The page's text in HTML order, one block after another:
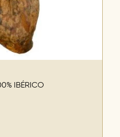
IBÉRICO